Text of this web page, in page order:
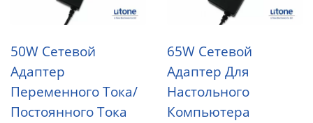
50W Сетевой
Адаптер
Переменного Тока/
Постоянного Тока
65W Сетевой
Адаптер Для
Настольного
Компьютера